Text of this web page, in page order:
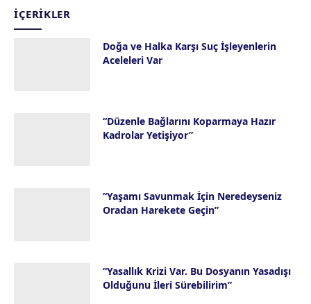
İÇERIKLER
Doğa ve Halka Karşı Suç İşleyenlerin
Aceleleri Var
“Düzenle Bağlarını Koparmaya Hazır
Kadrolar Yetişiyor”
“Yaşamı Savunmak İçin Neredeyseniz
Oradan Harekete Geçin”
“Yasallık Krizi Var. Bu Dosyanın Yasadışı
Olduğunu İleri Sürebilirim”